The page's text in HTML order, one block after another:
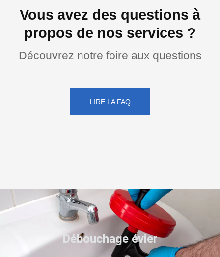
Vous avez des questions à
propos de nos services ?
Découvrez notre foire aux questions
LIRE LA FAQ
Débouchage évier